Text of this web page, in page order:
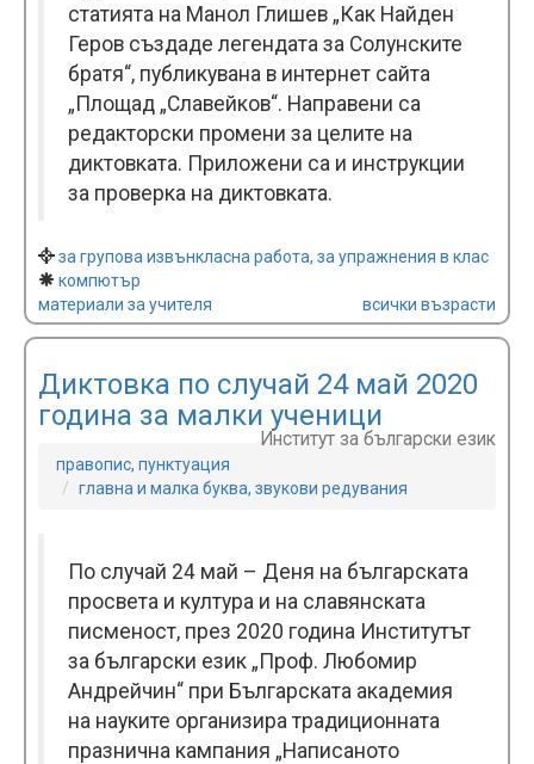
статията на Манол Глишев „Как Найден
Геров създаде легендата за Солунските
братя“, публикувана в интернет сайта
„Площад „Славейков“. Направени са
редакторски промени за целите на
диктовката. Приложени са и инструкции
за проверка на диктовката.
за групова извънкласна работа, за упражнения в клас
компютър
материали за учителя
всички възрасти
Диктовка по случай 24 май 2020
година за малки ученици
Институт за български език
правопис, пунктуация
главна и малка буква, звукови редувания
По случай 24 май – Деня на българската
просвета и култура и на славянската
писменост, през 2020 година Институтът
за български език „Проф. Любомир
Андрейчин“ при Българската академия
на науките организира традиционната
празнична кампания „Написаното